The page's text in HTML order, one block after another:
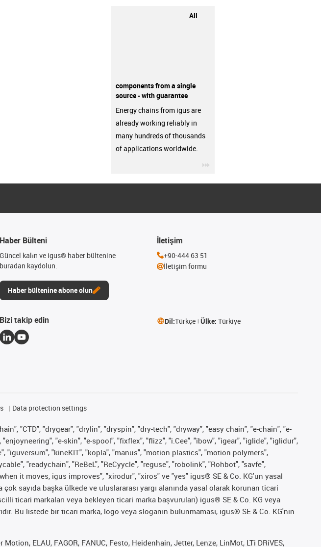
All
components from a single
source - with guarantee
Energy chains from igus are
already working reliably in
many hundreds of thousands
of applications worldwide.
Haber Bülteni
Güncel kalın ve igus® haber bültenine
buradan kaydolun.
Haber bültenine abone olun
İletişim
+90-444 63 51
İletişim formu
Bizi takip edin Dil:Türkçe Ülke: Türkiye
Data protection settings
"CTD", "drygear", "drylin", "dryspin", "dry-tech", "dryway", "easy chain", "e-chain", "e-
"e-skin", "e-spool", "fixflex", "flizz", "i.Cee", "ibow", "igear", "iglide", "iglidur",
"iguversum", "kineKIT", "kopla", "manus", "motion plastics", "motion polymers",
"readychain", "ReBeL", "ReCyycle", "reguse", "robolink", "Rohbot", "savfe",
it moves, igus improves", "xirodur", "xiros" ve "yes" igus® SE & Co. KG'un yasal
sayıda başka ülkede ve uluslararası yargı alanında yasal olarak korunan ticari
ticari markaları veya bekleyen ticari marka başvuruları) igus® SE & Co. KG veya
Bu listede bir ticari marka, logo veya sloganın bulunmaması, igus® SE & Co. KG'nin
ELAU, FAGOR, FANUC, Festo, Heidenhain, Jetter, Lenze, LinMot, LTi DRiVES,